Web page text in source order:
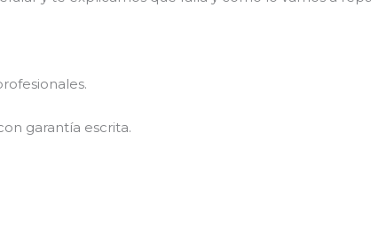
garantía escrita.